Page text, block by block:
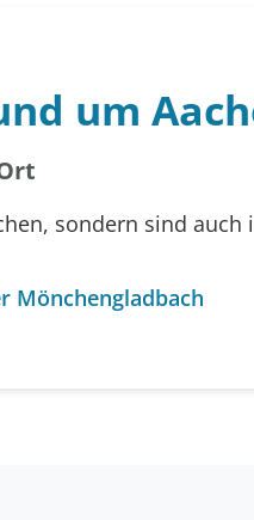
um
sondern sind
Mönchengladbach